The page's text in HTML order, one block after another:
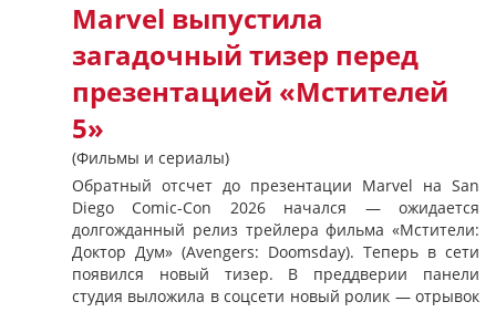
Marvel выпустила
загадочный тизер перед
презентацией «Мстителей
5»
(Фильмы и сериалы)
Обратный отсчет до презентации Marvel на San
Diego Comic-Con 2026 начался — ожидается
долгожданный релиз трейлера фильма «Мстители:
Доктор Дум» (Avengers: Doomsday). Теперь в сети
появился новый тизер. В преддверии панели
студия выложила в соцсети новый ролик — отрывок